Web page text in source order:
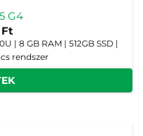
G4
Ft
| 8 GB RAM | 512GB SSD |
rendszer